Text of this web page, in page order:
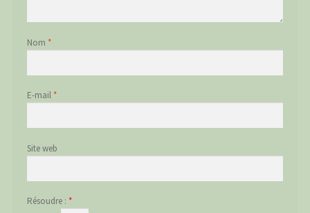
Nom *
E-mail *
Site web
Résoudre : *